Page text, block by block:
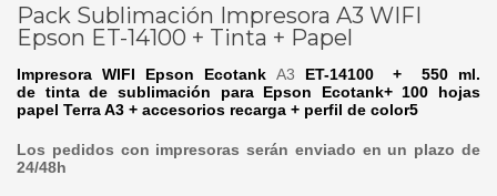
Pack Sublimación Impresora A3 WIFI
Epson ET-14100 + Tinta + Papel
Impresora WIFI Epson Ecotank A3 ET-14100 + 550 ml.
de tinta de sublimación para Epson Ecotank+ 100 hojas
papel Terra A3 + accesorios recarga + perfil de color5
Los pedidos con impresoras serán enviado en un plazo de
24/48h